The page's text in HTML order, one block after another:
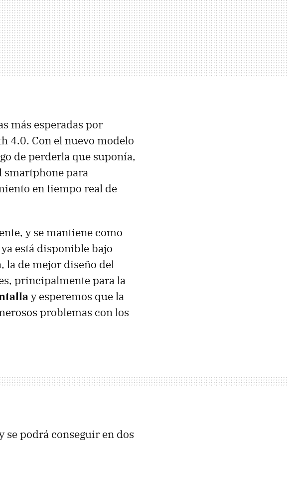
más esperadas por
4.0. Con el nuevo modelo
de perderla que suponía,
smartphone para
en tiempo real de
y se mantiene como
está disponible bajo
la de mejor diseño del
principalmente para la
y esperemos que la
problemas con los
se podrá conseguir en dos